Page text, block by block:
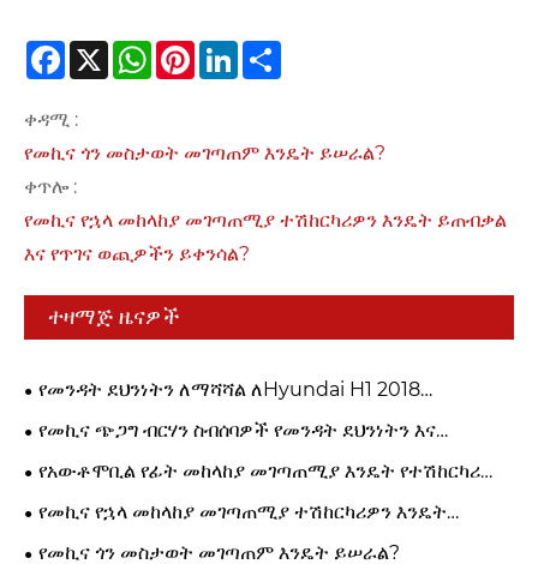
Facebook
X WhatsApp
PinterestLinkedIn
ቀዳሚ :
የመኪና ጎን መስታወት መገጣጠም እንዴት ይሠራል?
ቀጥሎ :
የመኪና የኋላ መከላከያ መገጣጠሚያ ተሽከርካሪዎን እንዴት ይጠብቃል
እና የጥገና ወጪዎችን ይቀንሳል?
ተዛማጅ ዜናዎች
የመንዳት ደህንነትን ለማሻሻል ለHyundai H1 2018
ትክክለኛውን የፊት መብራት ስብሰባ እንዴት እንደሚመረጥ
የመኪና ጭጋግ ብርሃን ስብሰባዎች የመንዳት ደህንነትን እና
የተሽከርካሪ አፈጻጸምን የሚያሻሽሉት እንዴት ነው?
የአውቶሞቢል የፊት መከላከያ መገጣጠሚያ እንዴት የተሽከርካሪ
የመኪና የኋላ መከላከያ መገጣጠሚያ ተሽከርካሪዎን እንዴት
ይጠብቃል እና የጥገና ወጪዎችን ይቀንሳል?
የመኪና ጎን መስታወት መገጣጠም እንዴት ይሠራል?